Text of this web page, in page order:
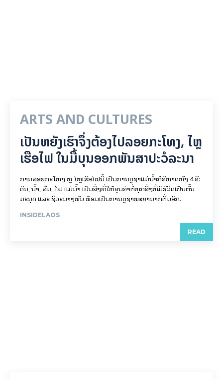
ARTS AND CULTURES
ເປັນ​ຫຍັງ​ເຮົາ​ຈຶ່ງ​ຕ້ອງ​ໄປລອຍ​ກະ​ໂທງ, ໄຫຼ​
ເຮືອ​ໄຟ ໃນ​ມື້​​ບຸນ​ອອກ​ພັນ​ສາ​ປະ​ວໍ​ລະ​ນາ
ການລອຍ​ກະ​ໂທງ ຫຼື ໄຫຼເຮືອໄຟນີ້ ເປັນການບູຊາແມ່ນໍ້າກໍຄືທາດທັງ 4 ຄື:
ດິນ, ນໍ້າ, ລົມ, ໄຟ ແມ່ນໍ້າ ເປັນສິ່ງທີ່ໃຫ້ຄຸນຄ່າຕໍ່ທຸກສິ່ງທີ່ມີຊີວິດເປັນຕົ້ນ
ມະນຸດ ແລະ ຊີວະນາໆພັນ ພ້ອມເປັນການບູຊາພະຍານາກຕື່ມອີກ.
INSIDELAOS
READ